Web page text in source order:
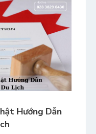
Hướng Dẫn